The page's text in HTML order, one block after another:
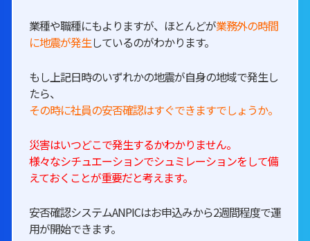
業種や職種にもよりますが、ほとんどが業務外の時間
に地震が発生しているのがわかります。
もし上記日時のいずれかの地震が自身の地域で発生し
たら、
その時に社員の安否確認はすぐできますでしょうか。
災害はいつどこで発生するかわかりません。
様々なシチュエーションでシュミレーションをして備
えておくことが重要だと考えます。
安否確認システムANPICはお申込みから2週間程度で運
用が開始できます。